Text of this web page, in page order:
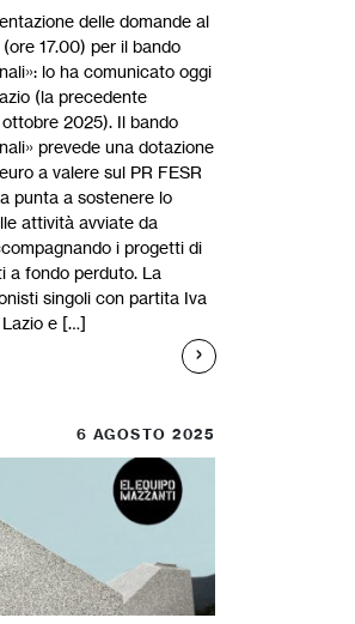
delle domande al
17.00) per il bando
lo ha comunicato oggi
(la precedente
2025). Il bando
prevede una dotazione
a valere sul PR FESR
punta a sostenere lo
attività avviate da
i progetti di
a fondo perduto. La
singoli con partita Iva
e […]
6 AGOSTO 2025